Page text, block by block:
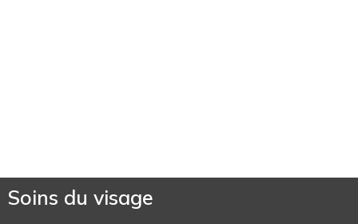
Soins du visage